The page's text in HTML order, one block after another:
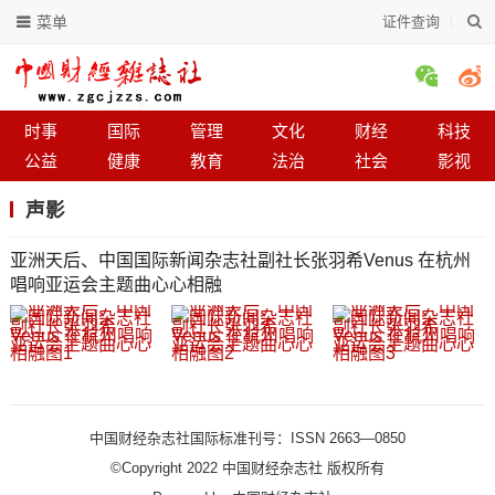
证件查询
菜单
时事 国际 管理 文化 财经
科技
公益
健康 教育 法治 社会 影视
声影
亚洲天后、中国国际新闻杂志社副社长张羽希Venus 在杭州
唱响亚运会主题曲心心相融
中国财经杂志社国际标准刊号：ISSN 2663—0850
©Copyright 2022 中国财经杂志社 版权所有